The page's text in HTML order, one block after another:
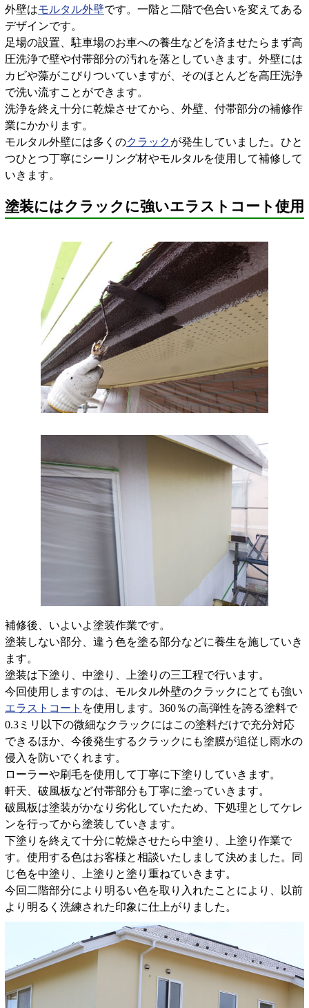
外壁はモルタル外壁です。一階と二階で色合いを変えてある
デザインです。
足場の設置、駐車場のお車への養生などを済ませたらまず高
圧洗浄で壁や付帯部分の汚れを落としていきます。外壁には
カビや藻がこびりついていますが、そのほとんどを高圧洗浄
で洗い流すことができます。
洗浄を終え十分に乾燥させてから、外壁、付帯部分の補修作
業にかかります。
モルタル外壁には多くのクラック が発生していました。ひと
つひとつ丁寧にシーリング材やモルタルを使用して補修して
いきます。
塗装にはクラックに強いエラストコート使用
補修後、いよいよ塗装作業です。
塗装しない部分、違う色を塗る部分などに養生を施していき
ます。
塗装は下塗り、中塗り、上塗りの三工程で行います。
今回使用しますのは、モルタル外壁のクラックにとても強い
エラストコート を使用します。360％の高弾性を誇る塗料で
0.3ミリ以下の微細なクラックにはこの塗料だけで充分対応
できるほか、今後発生するクラックにも塗膜が追従し雨水の
侵入を防いでくれます。
ローラーや刷毛を使用して丁寧に下塗りしていきます。
軒天、破風板など付帯部分も丁寧に塗っていきます。
破風板は塗装がかなり劣化していたため、下処理としてケレ
ンを行ってから塗装していきます。
下塗りを終えて十分に乾燥させたら中塗り、上塗り作業で
す。使用する色はお客様と相談いたしまして決めました。同
じ色を中塗り、上塗りと塗り重ねていきます。
今回二階部分により明るい色を取り入れたことにより、以前
より明るく洗練された印象に仕上がりました。